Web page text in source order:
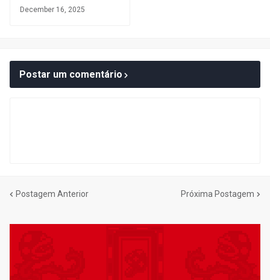
December 16, 2025
Postar um comentário
Postagem Anterior Próxima Postagem